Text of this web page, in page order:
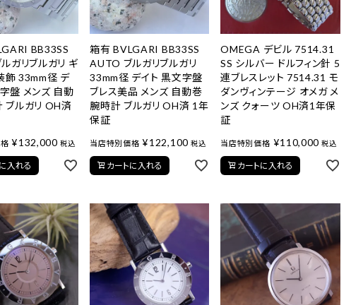
BB33SS
ガリブルガリ ギ
飾 33mm径 デ
盤 メンズ 自動
ブルガリ OH済
¥132,000 税込
入れる
箱有 BVLGARI BB33SS
AUTO ブルガリブルガリ
33mm径 デイト 黒文字盤
ブレス美品 メンズ 自動巻
腕時計 ブルガリ OH済 1年
保証
当店特別価格 ¥122,100 税込
カートに入れる
OMEGA デビル 7514.31
SS シルバー ドルフィン針 5
連ブレスレット 7514.31 モ
ダンヴィンテージ オメガ メ
ンズ クォーツ OH済1年保
証
当店特別価格 ¥110,000 税込
カートに入れる